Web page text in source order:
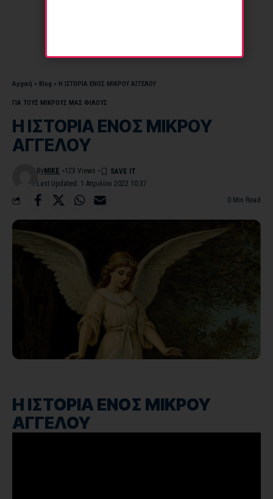
Αρχική » Blog » Η ΙΣΤΟΡΙΑ ΕΝΟΣ ΜΙΚΡΟΥ ΑΓΓΕΛΟΥ
ΓΙΑ ΤΟΥΣ ΜΙΚΡΟΥΣ ΜΑΣ ΦΙΛΟΥΣ
Η ΙΣΤΟΡΙΑ ΕΝΟΣ ΜΙΚΡΟΥ
ΑΓΓΕΛΟΥ
Last Updated: 1 Απριλίου 2022 10:37
By MIKE 123 Views
0 Min Read
Η ΙΣΤΟΡΙΑ ΕΝΟΣ ΜΙΚΡΟΥ
ΑΓΓΕΛΟΥ